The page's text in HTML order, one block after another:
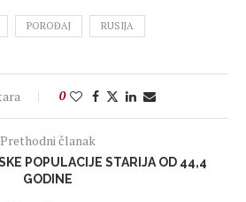
POROĐAJ RUSIJA
0
Prethodni članak
POPULACIJE STARIJA OD 44,4
GODINE